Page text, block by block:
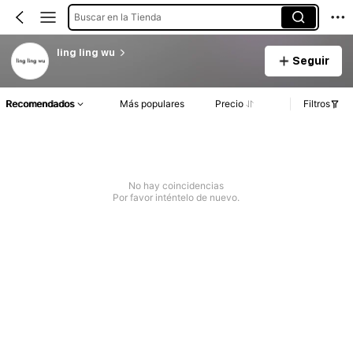
Buscar en la Tienda
ling ling wu
Seguir
Recomendados Más populares Precio Filtros
No hay coincidencias
Por favor inténtelo de nuevo.